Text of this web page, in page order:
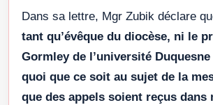
Dans sa lettre, Mgr Zubik déclare
tant qu’évêque du diocèse, ni le
Gormley de l’université
quoi que ce soit au sujet de la
que des appels soient reçus dans